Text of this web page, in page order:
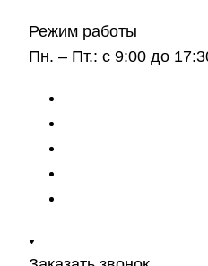
Режим работы
Пн. – Пт.: с 9:00 до